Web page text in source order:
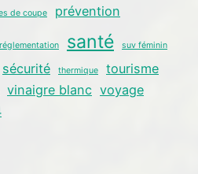
de coupe prévention
réglementation santé suv féminin
sécurité thermique tourisme
vinaigre blanc voyage